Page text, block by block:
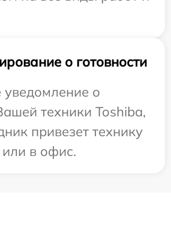
о готовности
о
техники Toshiba,
привезет технику
в офис.